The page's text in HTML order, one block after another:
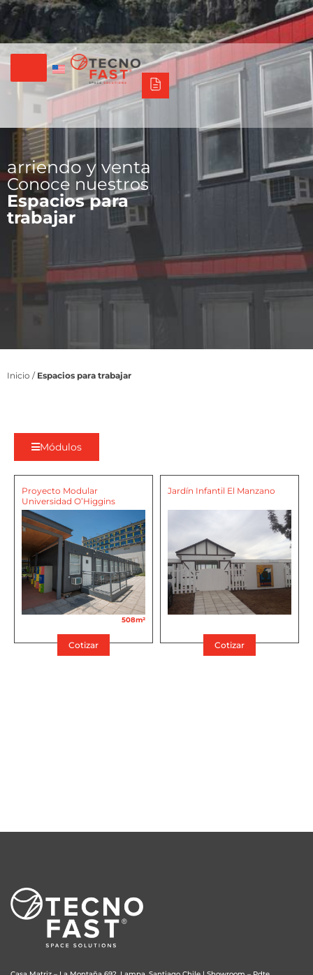
Síguenos +56 2 27905000+56 9 3469 5135
Tecno Fast Perú AlcoTriumph BalatTecno Panel
arriendo y venta
Conoce nuestros
Espacios para
trabajar
Inicio / Espacios para trabajar
Módulos
Proyecto Modular
Universidad O’Higgins
508m²
Cotizar
Jardín Infantil El Manzano
Cotizar